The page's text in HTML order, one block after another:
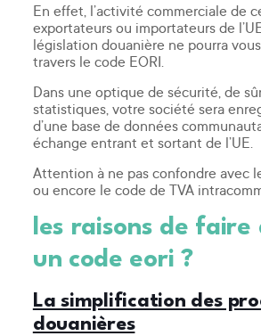
En effet, l’activité commerciale de
exportateurs ou importateurs de
législation douanière ne pourra
travers le code EORI.
Dans une optique de sécurité, de
statistiques, votre société sera
d’une base de données
échange entrant et sortant de l’UE.
Attention à ne pas confondre avec
ou encore le code de TVA
les raisons de faire
un code eori ?
La simplification des
douanières